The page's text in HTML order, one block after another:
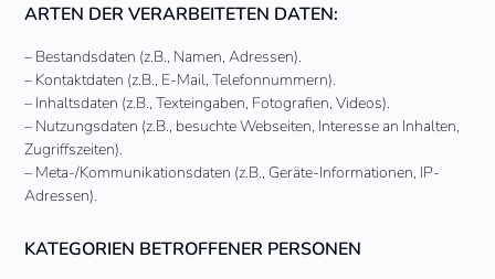
ARTEN DER VERARBEITETEN DATEN:
– Bestandsdaten (z.B., Namen, Adressen).
– Kontaktdaten (z.B., E-Mail, Telefonnummern).
– Inhaltsdaten (z.B., Texteingaben, Fotografien, Videos).
– Nutzungsdaten (z.B., besuchte Webseiten, Interesse an Inhalten,
Zugriffszeiten).
– Meta-/Kommunikationsdaten (z.B., Geräte-Informationen, IP-
Adressen).
KATEGORIEN BETROFFENER PERSONEN